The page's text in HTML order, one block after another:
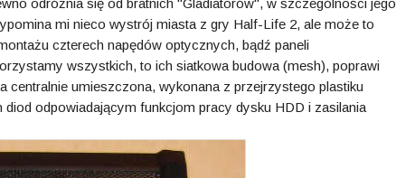
odróżnia się od bratnich "Gladiatorów", w szczególności jego
mi nieco wystrój miasta z gry Half-Life 2, ale może to
czterech napędów optycznych, bądź paneli
wszystkich, to ich siatkowa budowa (mesh), poprawi
centralnie umieszczona, wykonana z przejrzystego plastiku
odpowiadającym funkcjom pracy dysku HDD i zasilania